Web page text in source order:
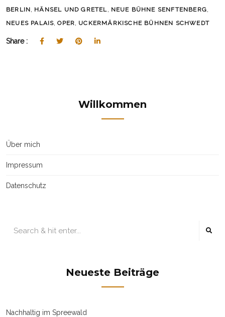
BERLIN
HÄNSEL UND GRETEL NEUE BÜHNE SENFTENBERG
NEUES PALAIS ,OPER UCKERMÄRKISCHE BÜHNEN SCHWEDT
Share :
Willkommen
Über mich
Impressum
Datenschutz
Neueste Beiträge
Nachhaltig im Spreewald